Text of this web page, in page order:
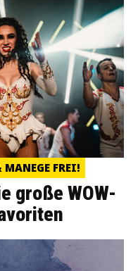
FREI!
große WOW-